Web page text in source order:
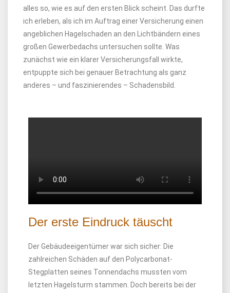
alles so, wie es auf den ersten Blick scheint. Das durfte
ich erleben, als ich im Auftrag einer Versicherung einen
angeblichen Hagelschaden an den Lichtbändern eines
großen Gewerbedachs untersuchen sollte. Was
zunächst wie ein klarer Versicherungsfall wirkte,
entpuppte sich bei genauer Betrachtung als ganz
anderes – und faszinierendes – Schadensbild.
Der erste Eindruck täuscht
Der Gebäudeeigentümer war sich sicher: Die
zahlreichen Schäden auf den Polycarbonat-
Stegplatten seines Tonnendachs mussten vom
letzten Hagelsturm stammen. Doch bereits bei der